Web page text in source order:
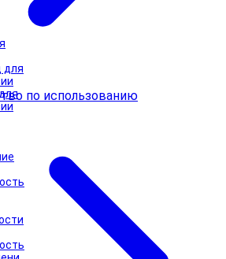
по использованию
для